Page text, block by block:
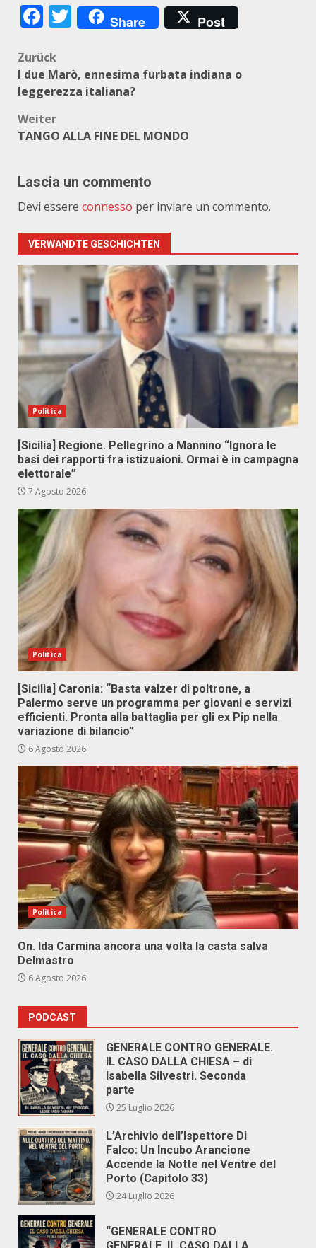
Facebook
Twitter
Share Post
Beitragsnavigation
Zurück
I due Marò, ennesima furbata indiana o
leggerezza italiana?
Weiter
TANGO ALLA FINE DEL MONDO
Lascia un commento
Devi essere connesso per inviare un commento.
VERWANDTE GESCHICHTEN
Politica
[Sicilia] Regione. Pellegrino a Mannino “Ignora le
basi dei rapporti fra istizuaioni. Ormai è in campagna
elettorale”
7 Agosto 2026
Politica
[Sicilia] Caronia: “Basta valzer di poltrone, a
Palermo serve un programma per giovani e servizi
efficienti. Pronta alla battaglia per gli ex Pip nella
variazione di bilancio”
6 Agosto 2026
Politica
On. Ida Carmina ancora una volta la casta salva
Delmastro
6 Agosto 2026
PODCAST
GENERALE CONTRO GENERALE.
IL CASO DALLA CHIESA – di
Isabella Silvestri. Seconda
parte
25 Luglio 2026
L’Archivio dell’Ispettore Di
Falco: Un Incubo Arancione
Accende la Notte nel Ventre del
Porto (Capitolo 33)
24 Luglio 2026
“GENERALE CONTRO